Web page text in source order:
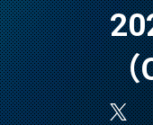
（